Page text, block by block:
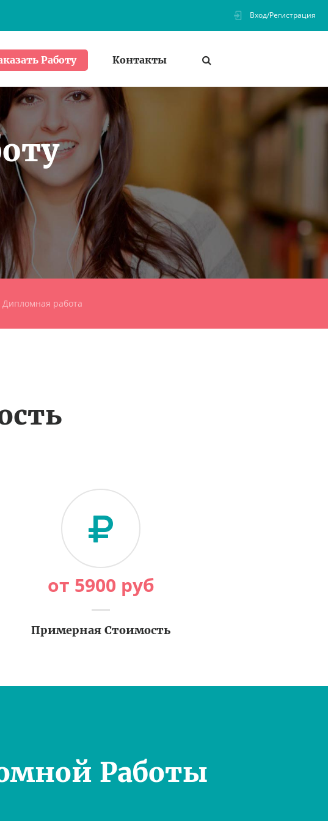
Вход/Регистрация
Работу Контакты
Дипломная работа
от 5900 руб
Примерная Стоимость
Работы